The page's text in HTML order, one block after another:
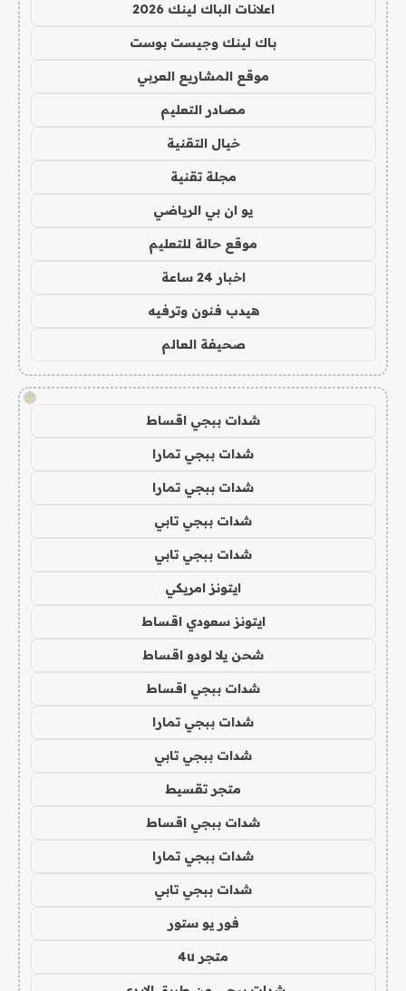
اعلانات الباك لينك 2026
باك لينك وجيست بوست
موقع المشاريع العربي
مصادر التعليم
خيال التقنية
مجلة تقنية
يو ان بي الرياضي
موقع حالة للتعليم
اخبار 24 ساعة
هيدب فنون وترفيه
صحيفة العالم
!
شدات ببجي اقساط
شدات ببجي تمارا
شدات ببجي تمارا
شدات ببجي تابي
شدات ببجي تابي
ايتونز امريكي
ايتونز سعودي اقساط
شحن يلا لودو اقساط
شدات ببجي اقساط
شدات ببجي تمارا
شدات ببجي تابي
متجر تقسيط
شدات ببجي اقساط
شدات ببجي تمارا
شدات ببجي تابي
فور يو ستور
متجر 4u